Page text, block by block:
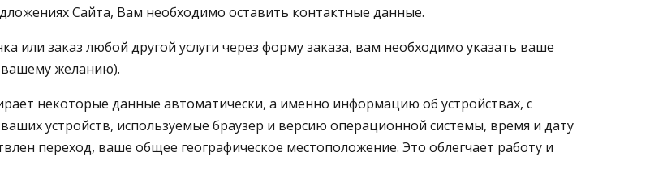
Сайта, Вам необходимо оставить контактные данные.
или заказ любой другой услуги через форму заказа, вам необходимо указать ваше
желанию).
некоторые данные автоматически, а именно информацию об устройствах, с
устройств, используемые браузер и версию операционной системы, время и дату
переход, ваше общее географическое местоположение. Это облегчает работу и